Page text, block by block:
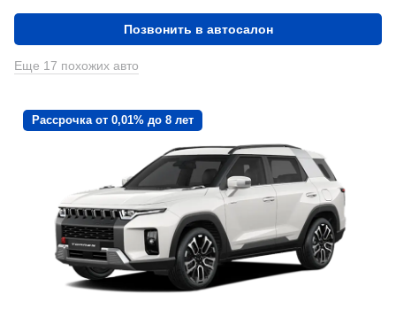
Позвонить в автосалон
Еще 17 похожих авто
Рассрочка от 0,01% до 8 лет